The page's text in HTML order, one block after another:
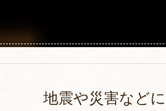
地震や災害など